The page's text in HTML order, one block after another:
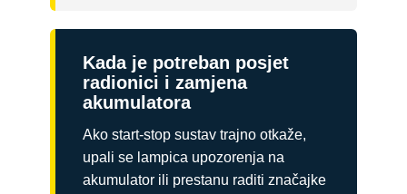
Kada je potreban posjet
radionici i zamjena
akumulatora
Ako start-stop sustav trajno otkaže,
upali se lampica upozorenja na
akumulator ili prestanu raditi značajke